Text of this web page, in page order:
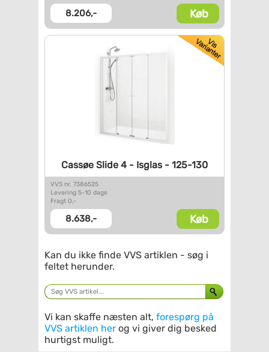
8.206,- Køb
Cassøe Slide 4 - Isglas - 125-130
VVS nr. 7386525
Levering 5-10 dage
Fragt 0,-
8.638,- Køb
Kan du ikke finde VVS artiklen - søg i
feltet herunder.
Vi kan skaffe næsten alt, forespørg på
VVS artiklen her og vi giver dig besked
hurtigst muligt.